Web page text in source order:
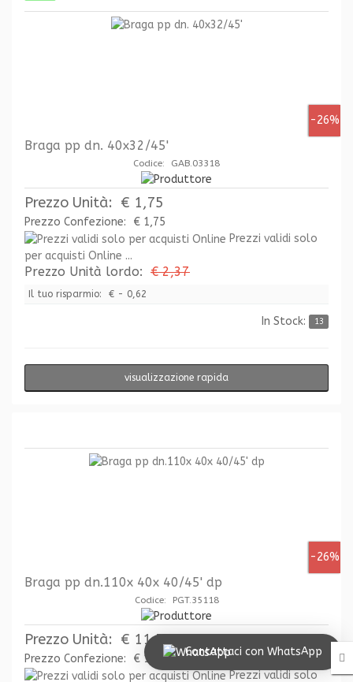
-26%
Braga pp dn. 40x32/45'
Codice: GAB.03318
Prezzo Unità: € 1,75
Prezzo Confezione:
€ 1,75
Prezzi validi solo
per acquisti Online ...
Prezzo Unità lordo: € 2,37
Il tuo risparmio: € - 0,62
In Stock: 13
visualizzazione rapida
-26%
Braga pp dn.110x 40x 40/45' dp
Codice: PGT.35118
Prezzo Unità: € 11,50
Prezzo Confezione:
€ 11,50
Prezzi validi solo
Contattaci con WhatsApp